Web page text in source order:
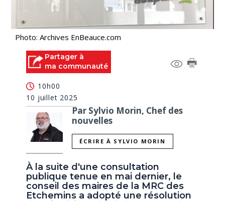
Photo: Archives EnBeauce.com
Partager à
ma communauté
10h00
10 juillet 2025
Par Sylvio Morin, Chef des
nouvelles
ÉCRIRE À SYLVIO MORIN
À la suite d'une consultation
publique tenue en mai dernier, le
conseil des maires de la MRC des
Etchemins a adopté une résolution